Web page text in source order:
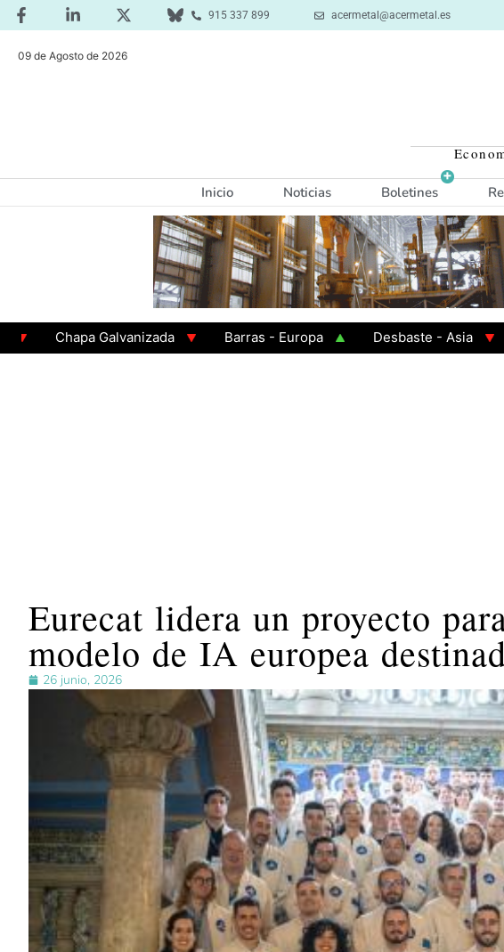
915 337 899 acermetal@acermetal.es
09 de Agosto de 2026
Inicio Noticias Boletines
Chapa Galvanizada Barras - Europa Desbaste - Asia
Eurecat lidera un proyecto
modelo de IA europea
26 junio, 2026